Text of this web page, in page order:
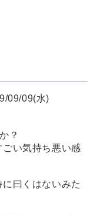
09/09(水)
？
い気持ち悪い感
曰くはないみた